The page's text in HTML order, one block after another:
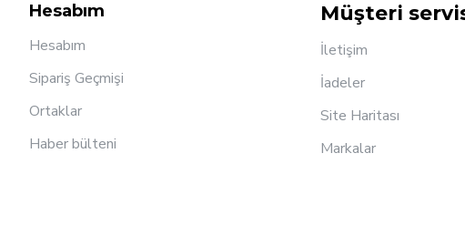
Hesabım
Hesabım
Sipariş Geçmişi
Ortaklar
Haber bülteni
Müşteri
İletişim
İadeler
Site Haritası
Markalar